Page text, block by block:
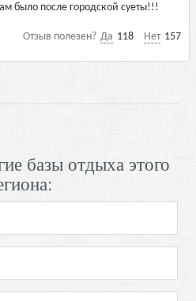
было после городской суеты!!!
Отзыв полезен? Да 118 Нет 157
базы отдыха этого